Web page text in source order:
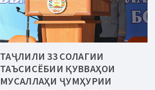
ТАҶЛИЛИ 33 СОЛАГИИ
ТАЪСИСЁБИИ ҚУВВАҲОИ
МУСАЛЛАҲИ ҶУМҲУРИИ